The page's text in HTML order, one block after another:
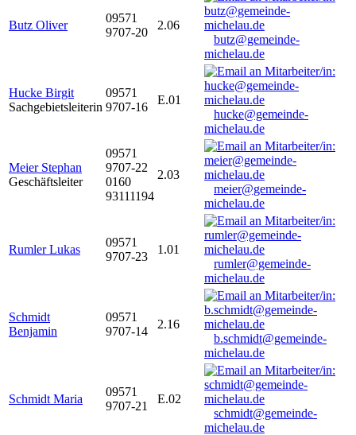
Butz Oliver
09571
9707-20
2.06
butz@gemeinde-
michelau.de
Hucke Birgit
Sachgebietsleiterin
09571
9707-16
E.01
hucke@gemeinde-
michelau.de
Meier Stephan
Geschäftsleiter
09571
9707-22
0160
93111194
2.03
meier@gemeinde-
michelau.de
Rumler Lukas
09571
9707-23
1.01
rumler@gemeinde-
michelau.de
Schmidt
Benjamin
09571
9707-14
2.16
b.schmidt@gemeinde-
michelau.de
Schmidt Maria
09571
9707-21
E.02
schmidt@gemeinde-
michelau.de